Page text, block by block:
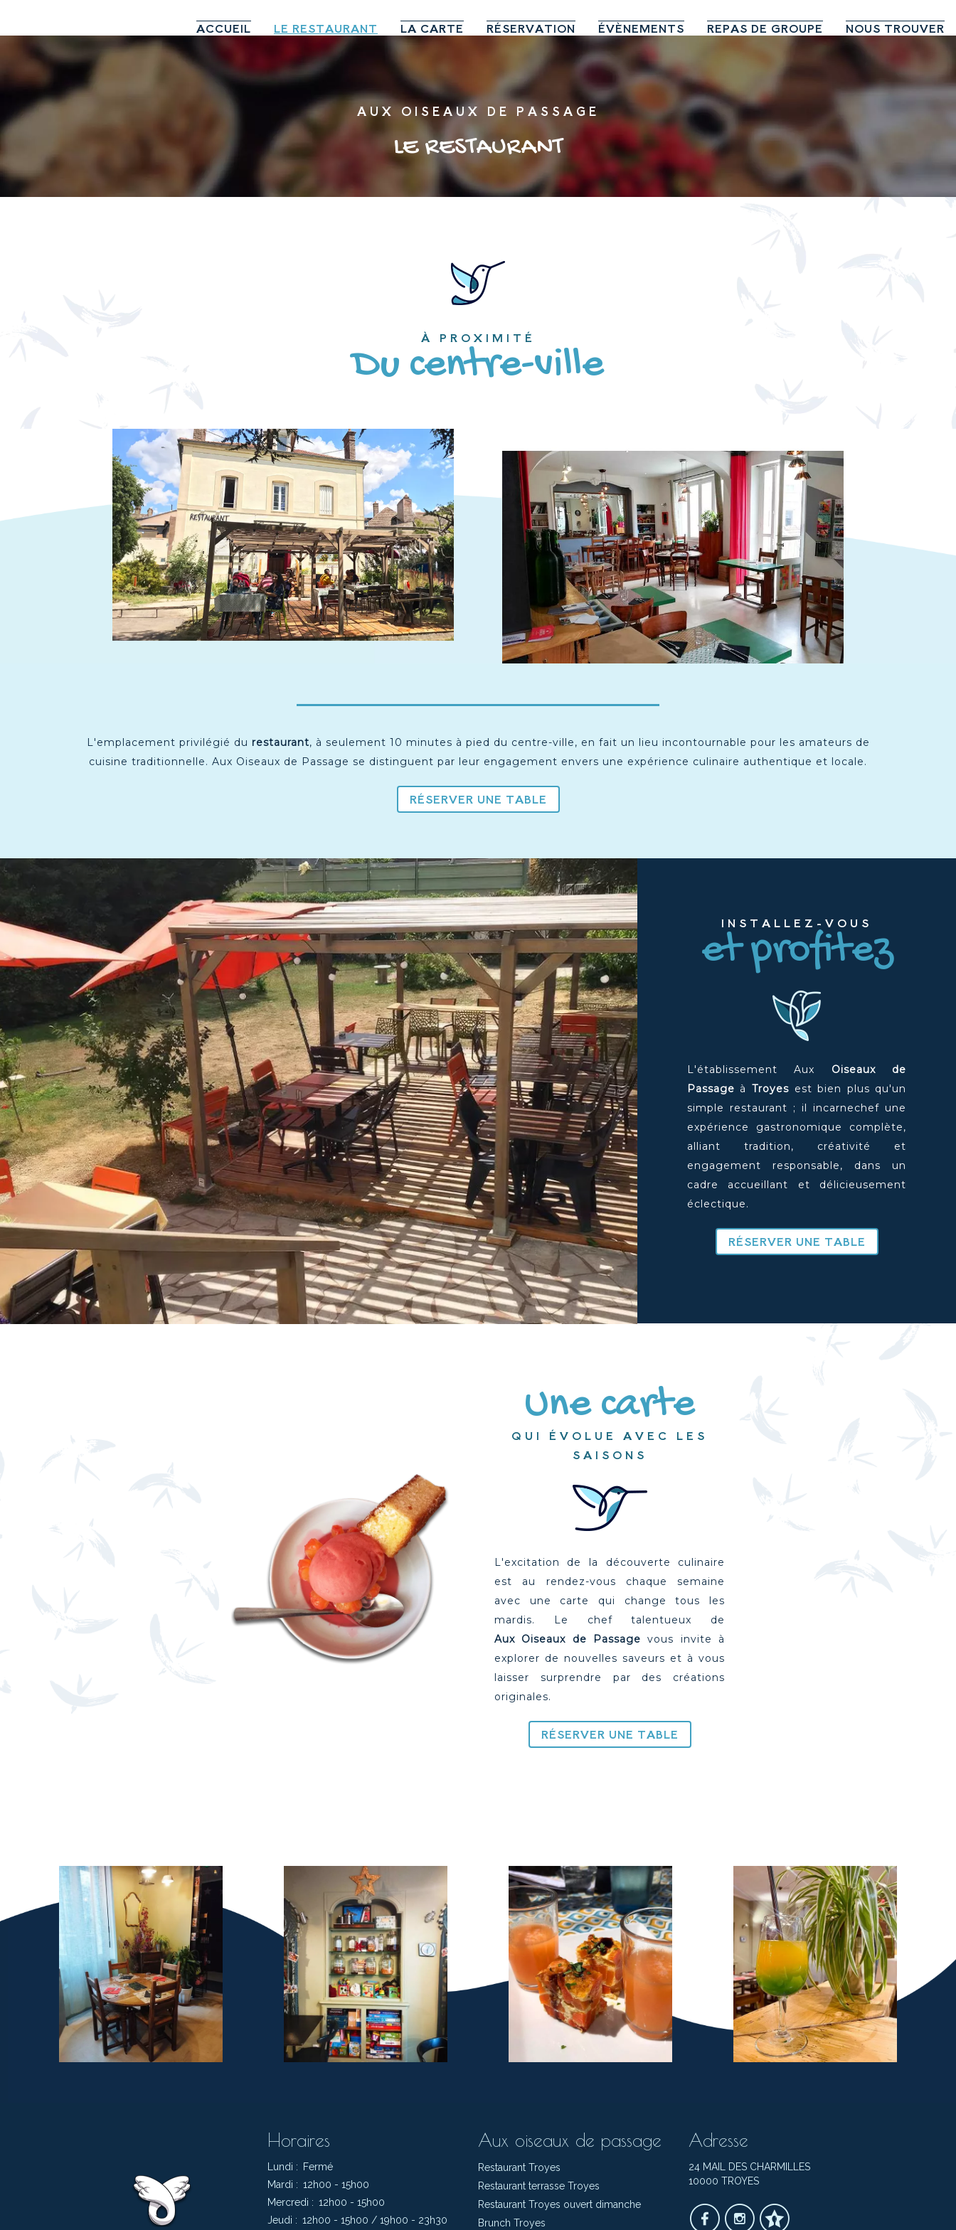
ACCUEIL LE RESTAURANT LA CARTE RÉSERVATION ÉVÈNEMENTS REPAS DE GROUPE NOUS TROUVER
AUX OISEAUX DE PASSAGE
LERESTAURANT
À PROXIMITÉ
Du centre-ville
L'emplacement privilégié du restaurant, à seulement 10 minutes à pied du centre-ville, en fait un lieu incontournable pour les amateurs de
cuisine traditionnelle. Aux Oiseaux de Passage se distinguent par leur engagement envers une expérience culinaire authentique et locale.
RÉSERVER UNE TABLE
INSTALLEZ-VOUS
et profitez
L'établissementAux Oiseaux de
Passage à Troyes est bien plus qu'un
simple restaurant ; il incarnechef une
expérience gastronomique complète,
alliant tradition, créativité et
engagement responsable, dans un
cadre accueillant et délicieusement
éclectique.
RÉSERVER UNE TABLE
Une carte
QUI ÉVOLUE AVEC LES
SAISONS
L'excitation de la découverte culinaire
est au rendez-vous chaque semaine
avec une carte qui change tous les
mardis. Le chef talentueux de
Aux Oiseaux de Passage vous invite à
explorer de nouvelles saveurs et à vous
laisser surprendre par des créations
originales.
RÉSERVER UNE TABLE
Horaires
Lundi :
Fermé
Mardi : 12h00 - 15h00
Mercredi : 12h00 - 15h00
Jeudi : 12h00 - 15h00 / 19h00 - 23h30
Aux oiseaux de passage
Restaurant Troyes
Restaurant terrasse Troyes
Restaurant Troyes ouvert dimanche
Brunch Troyes
Adresse
24 MAIL DES CHARMILLES
10000 TROYES